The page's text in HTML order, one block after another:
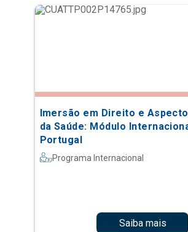
Imersão em Direito e
da Saúde: Módulo
Portugal
Programa Internacional
Saiba mais